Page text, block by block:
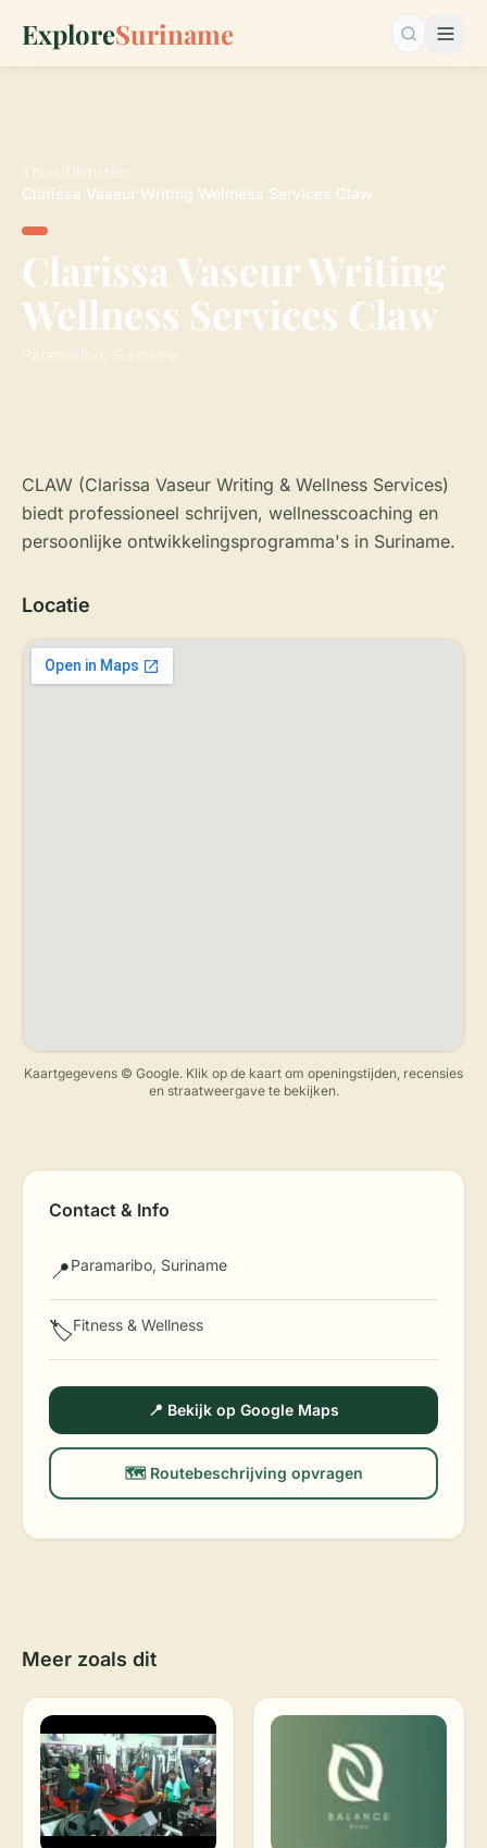
ExploreSuriname Zoeken…
Thuis Diensten
Clarissa Vaseur Writing Wellness Services Claw
Clarissa Vaseur Writing
Wellness Services Claw
Paramaribo, Suriname
CLAW (Clarissa Vaseur Writing & Wellness Services)
biedt professioneel schrijven, wellnesscoaching en
persoonlijke ontwikkelingsprogramma's in Suriname.
Locatie
Kaartgegevens © Google. Klik op de kaart om openingstijden, recensies
en straatweergave te bekijken.
Contact & Info
📍Paramaribo, Suriname
🏷️Fitness & Wellness
📍 Bekijk op Google Maps
🗺️ Routebeschrijving opvragen
Meer zoals dit